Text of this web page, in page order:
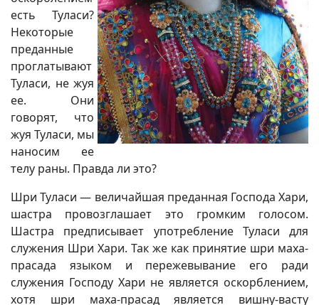
есть Туласи?
Некоторые
преданные
проглатывают
Туласи, не жуя
ее. Они
говорят, что
жуя Туласи, мы
наносим ее
телу раны. Правда ли это?
Шри Туласи — величайшая преданная Господа Хари,
шастра провозглашает это громким голосом.
Шастра предписывает употребление Туласи для
служения Шри Хари. Так же как принятие шри маха-
прасада языком и пережевывание его ради
служения Господу Хари не является оскорблением,
хотя шри маха-прасад является вишну-васту